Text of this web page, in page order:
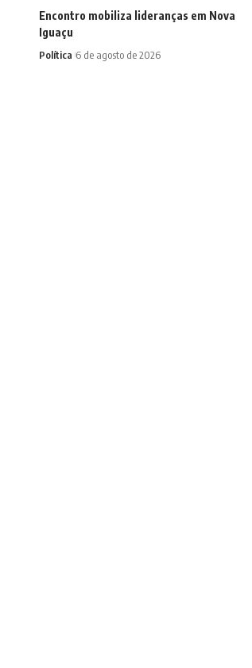
Encontro mobiliza lideranças em Nova
Iguaçu
Política 6 de agosto de 2026